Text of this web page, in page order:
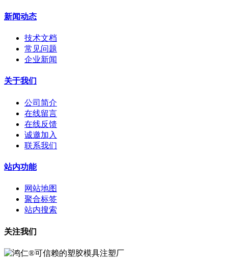
新闻动态
技术文档
常见问题
企业新闻
关于我们
公司简介
在线留言
在线反馈
诚邀加入
联系我们
站内功能
网站地图
聚合标签
站内搜索
关注我们